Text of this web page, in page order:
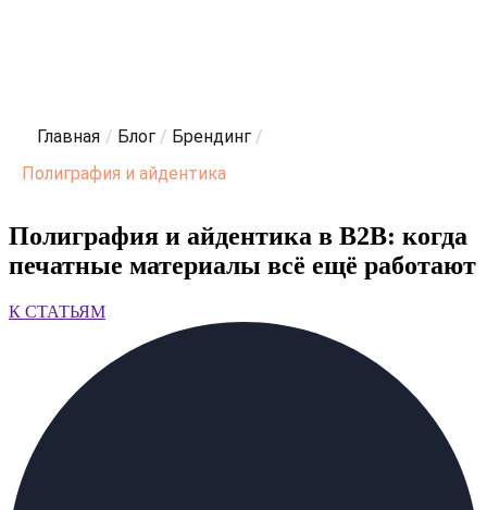
Главная / Блог / Брендинг /
Полиграфия и айдентика
Полиграфия и айдентика в B2B: когда
печатные материалы всё ещё работают
К СТАТЬЯМ